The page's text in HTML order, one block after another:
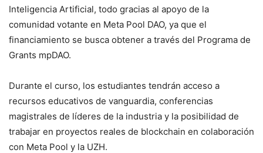
Inteligencia Artificial, todo gracias al apoyo de la
comunidad votante en Meta Pool DAO, ya que el
financiamiento se busca obtener a través del Programa de
Grants mpDAO.
Durante el curso, los estudiantes tendrán acceso a
recursos educativos de vanguardia, conferencias
magistrales de líderes de la industria y la posibilidad de
trabajar en proyectos reales de blockchain en colaboración
con Meta Pool y la UZH.